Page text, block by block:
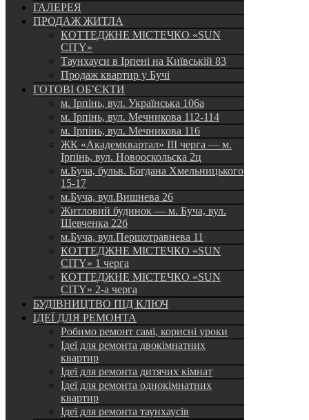
ГАЛЕРЕЯ
ПРОДАЖ ЖИТЛА
КОТТЕДЖНЕ МІСТЕЧКО «SUN
CITY»
Таунхауси в Ірпені на Київській 83
Продаж квартир у Бучі
ГОТОВІ ОБ’ЄКТИ
м. Ірпінь, вул. Українська 106а
м. Ірпінь, вул. Мечникова 112-114
м. Ірпінь, вул. Мечникова 116
ЖК «Академквартал» III черга — м.
Ірпінь, вул. Новооскольска 2ц
м.Буча, бульв. Богдана Хмельницького
15-17
м.Буча, вул.Вишнева 26
Житловий будинок — м. Буча, вул.
Шевченка 22б
м.Буча, вул.Першотравнева 11
КОТТЕДЖНЕ МІСТЕЧКО «SUN
CITY» 1 черга
КОТТЕДЖНЕ МІСТЕЧКО «SUN
CITY» 2-а черга
БУДІВНИЦТВО ПІД КЛЮЧ
ІДЕЇ ДЛЯ РЕМОНТА
Робимо ремонт самі, корисні уроки
Ідеї для ремонта двокімнатних
квартир
Ідеї для ремонта дитячих кімнат
Ідеї для ремонта однокімнатних
квартир
Ідеї для ремонта таунхаусів